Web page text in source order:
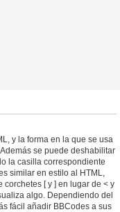
y la forma en la que se usa
se puede deshabilitar
la casilla correspondiente
similar en estilo al HTML,
[ y ] en lugar de < y
algo. Dependiendo del
fácil añadir BBCodes a sus